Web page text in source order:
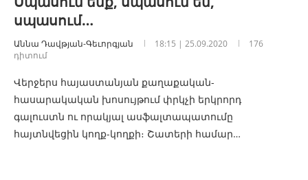
սպասում…
Աննա Դավթյան-Գեւորգյան 18:15 | 25.09.2020
176
դիտում
Վերջերս հայաստանյան քաղաքական-
հասարակական խոսույթում փրկչի երկրորդ
գալուստն ու որակյալ ասֆալտապատումը
հայտնվեցին կողք-կողքի։ Շատերի համար…